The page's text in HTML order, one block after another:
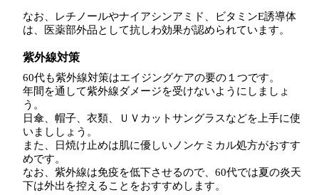
なお、レチノールやナイアシンアミド、ビタミンE誘導体
は、医薬部外品として抗しわ効果が認められています。
紫外線対策
60代も紫外線対策はエイジングケアの要の１つです。
年間を通して紫外線ダメージを受けないようにしましょ
う。
日傘、帽子、衣類、ＵＶカットサングラスなどを上手に使
いまししょう。
また、日焼け止めは肌に優しいノンケミカル処方がおすす
めです。
なお、紫外線は免疫を低下させるので、60代では夏の炎天
下は外出を控えることをおすすめします。